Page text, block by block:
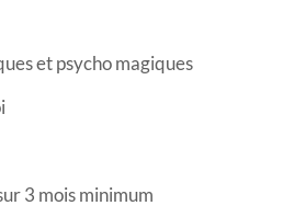
et psycho magiques
3 mois minimum